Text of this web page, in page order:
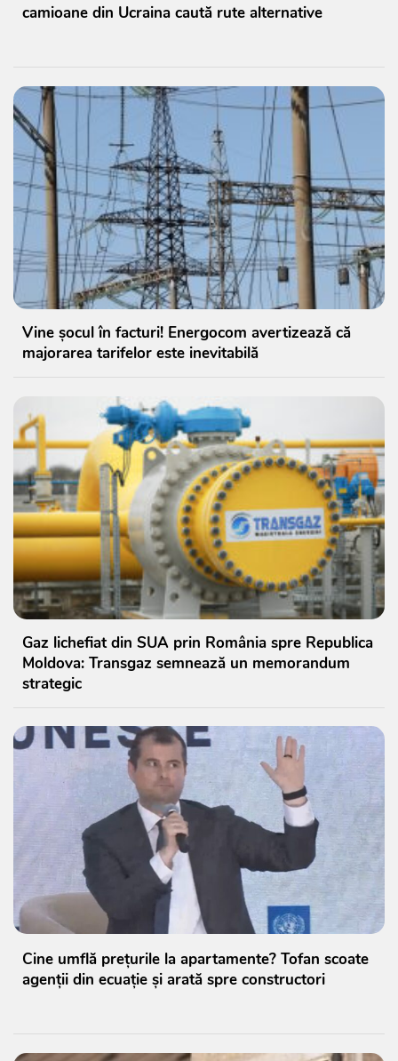
camioane din Ucraina caută rute alternative
Vine șocul în facturi! Energocom avertizează că
majorarea tarifelor este inevitabilă
Gaz lichefiat din SUA prin România spre Republica
Moldova: Transgaz semnează un memorandum
strategic
Cine umflă prețurile la apartamente? Tofan scoate
agenții din ecuație și arată spre constructori